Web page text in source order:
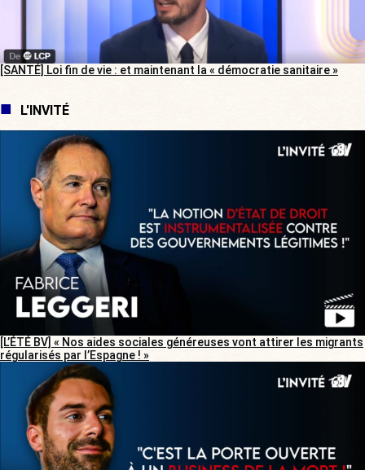
[SANTÉ] Loi fin de vie : et maintenant la « démocratie sanitaire »
L'INVITÉ
[L’ÉTÉ BV] « Nos aides sociales généreuses vont attirer les migrants
régularisés par l’Espagne ! »